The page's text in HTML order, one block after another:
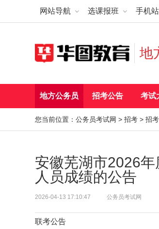
网站导航 选课报班 手机站
地
地方公务员 招考公告 考试
您当前位置： 公务员考试网 > 招考 > 招
安徽芜湖市2026
人员成绩的公告
2026-04-13 17:10:47 公务员考试网
联考公告